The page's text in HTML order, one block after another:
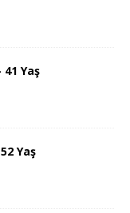
Yaş
Yaş